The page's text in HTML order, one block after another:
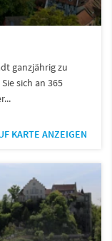
ganzjährig zu
sich an 365
KARTE ANZEIGEN